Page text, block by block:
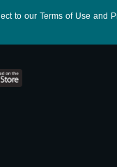
to our Terms of Use and